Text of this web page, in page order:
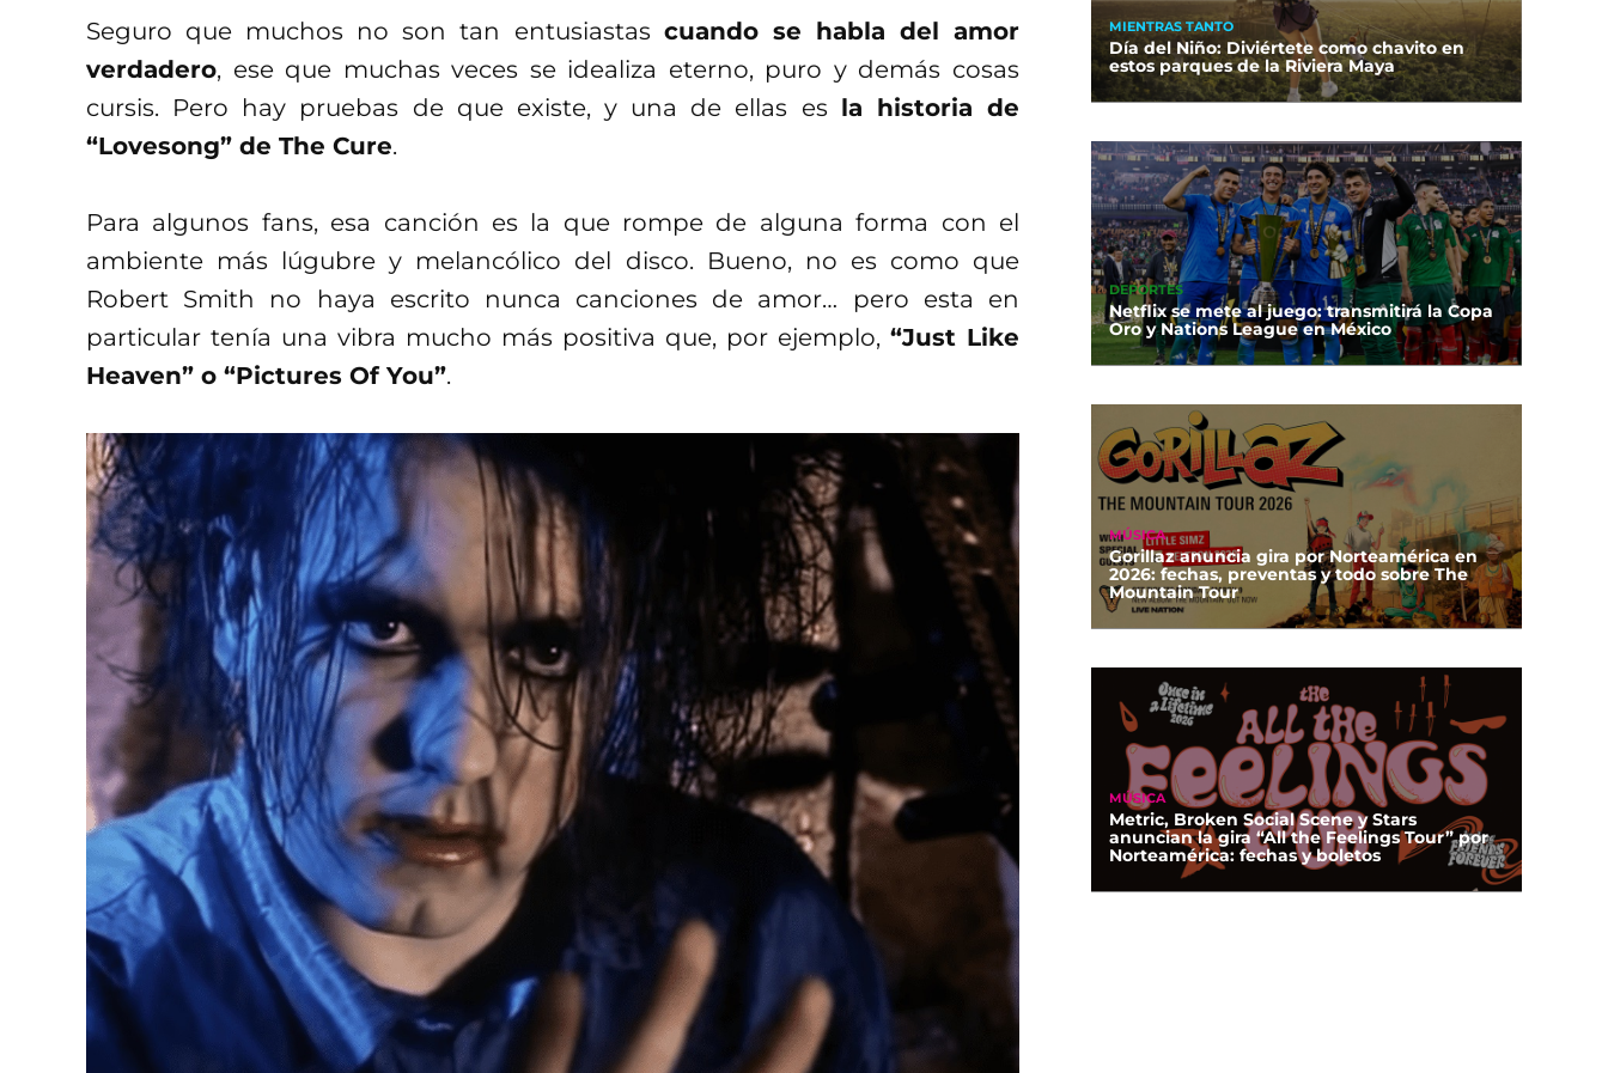
Seguro que muchos no son tan entusiastas cuando se habla del amor
verdadero, ese que muchas veces se idealiza eterno, puro y demás cosas
cursis. Pero hay pruebas de que existe, y una de ellas es la historia de
“Lovesong” de The Cure.
Para algunos fans, esa canción es la que rompe de alguna forma con el
ambiente más lúgubre y melancólico del disco. Bueno, no es como que
Robert Smith no haya escrito nunca canciones de amor… pero esta en
particular tenía una vibra mucho más positiva que, por ejemplo, “Just Like
Heaven” o “Pictures Of You”.
MIENTRAS TANTO
Día del Niño: Diviértete como chavito en
estos parques de la Riviera Maya
DEPORTES
Netflix se mete al juego: transmitirá la Copa
Oro y Nations League en México
MÚSICA
Gorillaz anuncia gira por Norteamérica en
2026: fechas, preventas y todo sobre The
Mountain Tour
MÚSICA
Metric, Broken Social Scene y Stars
anuncian la gira “All the Feelings Tour” por
Norteamérica: fechas y boletos